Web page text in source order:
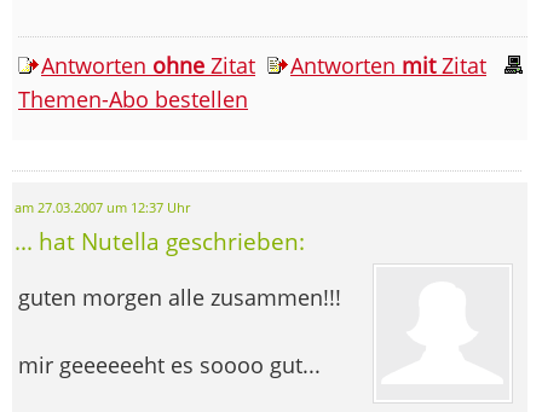
Antworten ohne Zitat Antworten mitZitat
Themen-Abo bestellen
am 27.03.2007 um 12:37 Uhr
... hat Nutella geschrieben:
guten morgen alle zusammen!!!
mir geeeeeeht es soooo gut...